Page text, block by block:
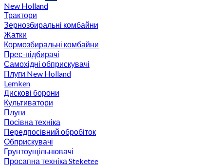
New Holland
Трактори
Зернозбиральні комбайни
Жатки
Кормозбиральні комбайни
Прес-підбирачі
Самохідні обприскувачі
Плуги New Holland
Lemken
Дискові борони
Культиватори
Плуги
Посівна техніка
Передпосівний обробіток
Обприскувачі
Грунтоущільнювачі
Просапна техніка Steketee